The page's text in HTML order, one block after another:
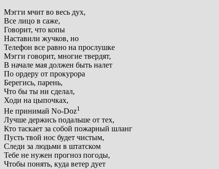
Мэгги мчит во весь дух,
Все лицо в саже,
Говорит, что копы
Наставили жучков, но
Телефон все равно на прослушке
Мэгги говорит, многие твердят,
В начале мая должен быть налет
По ордеру от прокурора
Берегись, парень,
Что бы ты ни сделал,
Ходи на цыпочках,
Не принимай No-Doz1
Лучше держись подальше от тех,
Кто таскает за собой пожарный шланг
Пусть твой нос будет чистым,
Следи за людьми в штатском
Тебе не нужен прогноз погоды,
Чтобы понять, куда ветер дует